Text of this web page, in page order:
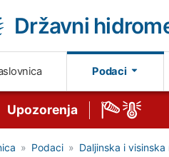
Državni
Podaci
Upozorenja
Podaci Daljinska i visinska